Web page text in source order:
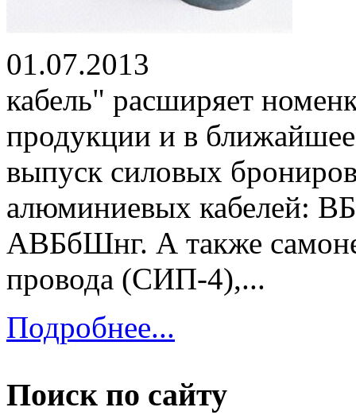
01.07.2013
кабель" расширяет
продукции и в
выпуск силовых
алюминиевых кабелей:
АВБбШнг. А также
провода (СИП-4),...
Подробнее...
Поиск по сайту